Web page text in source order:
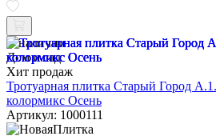
В наличии
Дом и сад
Хит продаж
Тротуарная плитка Старый Город
колормикс Осень
Артикул: 1000111